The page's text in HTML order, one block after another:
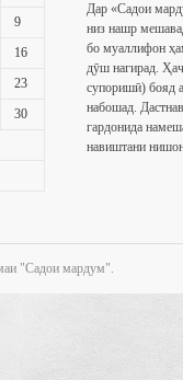
9
16
23
30
Дар «Садои
низ нашр
бо муаллифон
дӯш нагирад.
супоришӣ) бояд
набошад.
гардонида
навиштани
"Садои мардум".